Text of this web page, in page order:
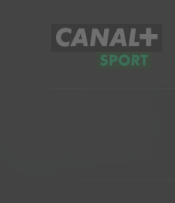
CANAL+ Sport